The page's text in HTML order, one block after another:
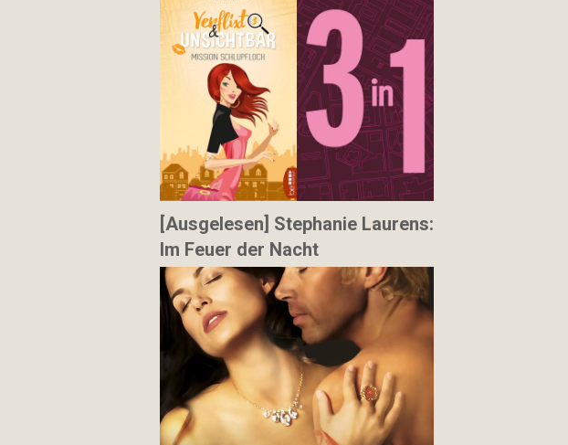
[Ausgelesen] Stephanie Laurens:
Im Feuer der Nacht